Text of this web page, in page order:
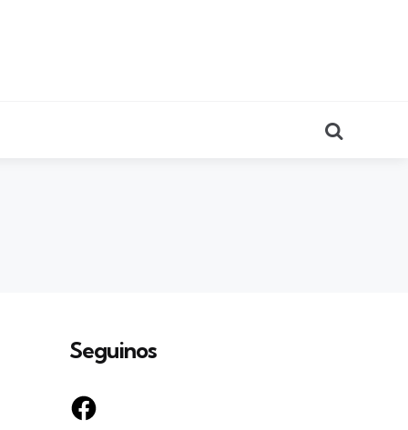
Seguinos
Facebook